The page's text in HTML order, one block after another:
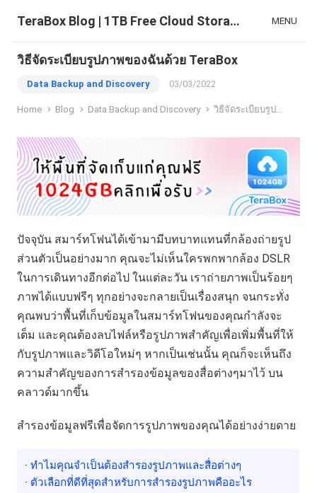
TeraBox Blog | 1TB Free Cloud Storage & All-in-One AI Space MENU
วิธีจัดระเบียบรูปภาพของฉันด้วย TeraBox
Data Backup and Discovery 03/03/2022
Home Blog Data Backup and Discovery วิธีจัดระเบียบรูปภาพของฉันด้วย TeraBox
ปัจจุบัน สมาร์ทโฟนได้เข้ามามีบทบาทแทนที่กล้องถ่ายรูป
ส่วนตัวเป็นอย่างมาก คุณจะไม่เห็นใครพกพากล้อง DSLR
ในการเดินทางอีกต่อไป ในแต่ละวัน เราถ่ายภาพเป็นร้อยๆ
ภาพได้แบบฟรีๆ ทุกอย่างจะกลายเป็นเรื่องสนุก จนกระทั่ง
คุณพบว่าพื้นที่เก็บข้อมูลในสมาร์ทโฟนของคุณกำลังจะ
เต็ม และคุณต้องลบไฟล์หรือรูปภาพสำคัญเพื่อเพิ่มพื้นที่ให้
กับรูปภาพและวิดีโอใหม่ๆ หากเป็นเช่นนั้น คุณก็จะเห็นถึง
ความสำคัญของการสำรองข้อมูลของสื่อต่างๆมาไว้ บน
คลาวด์มากขึ้น
สำรองข้อมูลฟรีเพื่อจัดการรูปภาพของคุณได้อย่างง่ายดาย
· ทำไมคุณจำเป็นต้องสำรองรูปภาพและสื่อต่างๆ
· ตัวเลือกที่ดีที่สุดสำหรับการสำรองรูปภาพคืออะไร